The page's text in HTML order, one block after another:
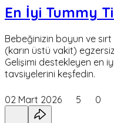
En İyi Tummy
Bebeğinizin boyun ve
(karın üstü vakit)
Gelişimi destekleyen en
tavsiyelerini keşfedin.
02 Mart 2026 5 0